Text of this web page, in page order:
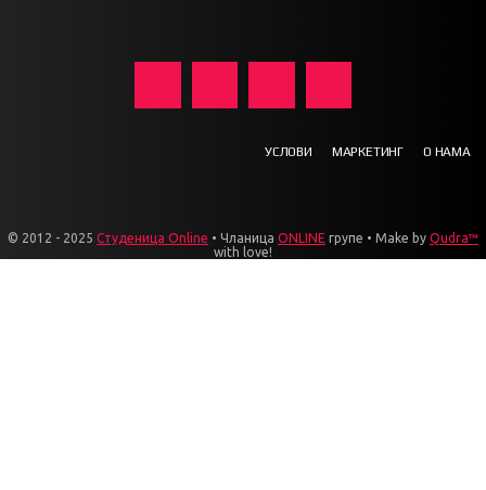
УСЛОВИ МАРКЕТИНГ О НАМА
© 2012 - 2025 Студеница Online • Чланица ONLINE групе • Make by Qudra™
with love!